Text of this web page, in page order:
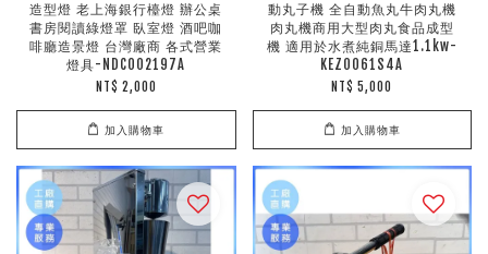
造型燈 老上海銀行檯燈 辦公桌
書房閱讀綠燈罩 臥室燈 酒吧咖
啡廳造景燈 台灣廠商 各式營業
燈具-NDC002197A
NT$ 2,000
加入購物車
動丸子機 全自動魚丸牛肉丸機
肉丸機商用大型肉丸食品成型
機 適用於水煮純銅馬達1.1kw-
KEZ0061S4A
NT$ 5,000
加入購物車